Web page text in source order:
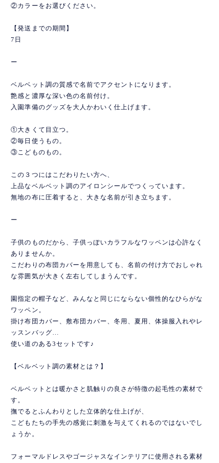
②カラーをお選びください。
【発送までの期間】
7日
ー
ベルベット調の質感で名前でアクセントになります。
艶感と濃厚な深い色の名前付け。
入園準備のグッズを大人かわいく仕上げます。
①大きくて目立つ。
②毎日使うもの。
③こどものもの。
この３つにはこだわりたい方へ、
上品なベルベット調のアイロンシールでつくっています。
無地の布に圧着すると、大きな名前が引き立ちます。
ー
子供のものだから、子供っぽいカラフルなワッペンは心許なく
ありませんか。
こだわりの布団カバーを用意しても、名前の付け方でおしゃれ
な雰囲気が大きく左右してしまうんです。
園指定の帽子など、みんなと同じにならない個性的なひらがな
ワッペン。
掛け布団カバー、敷布団カバー、冬用、夏用、体操服入れやレ
ッスンバッグ…
使い道のある3セットです♪
【ベルベット調の素材とは？】
ベルベットとは暖かさと肌触りの良さが特徴の起毛性の素材で
す。
撫でるとふんわりとした立体的な仕上げが、
こどもたちの手先の感覚に刺激を与えてくれるのではないでし
ょうか。
フォーマルドレスやゴージャスなインテリアに使用される素材